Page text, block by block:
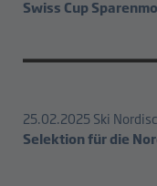
Swiss Cup
25.02.2025 Ski
Selektion für die